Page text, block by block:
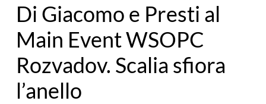
Di Giacomo e Presti al
Main Event WSOPC
Rozvadov. Scalia sfiora
l’anello